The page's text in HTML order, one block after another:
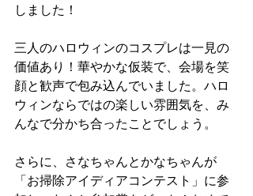
しました！
三人のハロウィンのコスプレは一見の
価値あり！華やかな仮装で、会場を笑
顔と歓声で包み込んでいました。ハロ
ウィンならではの楽しい雰囲気を、み
んなで分かち合ったことでしょう。
さらに、さなちゃんとかなちゃんが
「お掃除アイディアコンテスト」に参